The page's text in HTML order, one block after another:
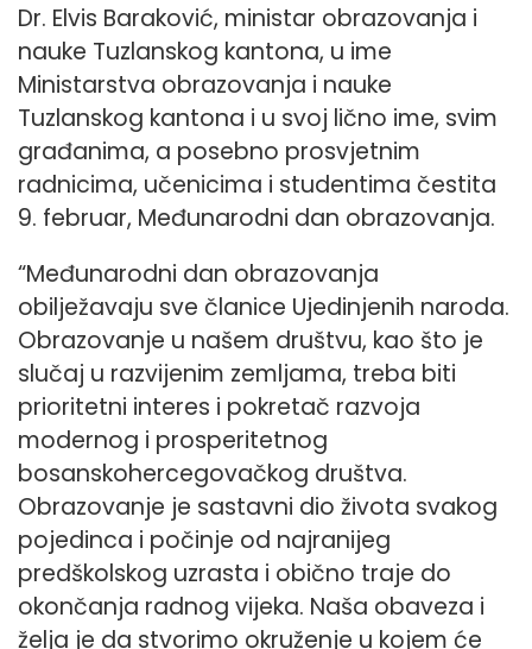
Dr. Elvis Baraković, ministar obrazovanja i
nauke Tuzlanskog kantona, u ime
Ministarstva obrazovanja i nauke
Tuzlanskog kantona i u svoj lično ime, svim
građanima, a posebno prosvjetnim
radnicima, učenicima i studentima čestita
9. februar, Međunarodni dan obrazovanja.
“Međunarodni dan obrazovanja
obilježavaju sve članice Ujedinjenih naroda.
Obrazovanje u našem društvu, kao što je
slučaj u razvijenim zemljama, treba biti
prioritetni interes i pokretač razvoja
modernog i prosperitetnog
bosanskohercegovačkog društva.
Obrazovanje je sastavni dio života svakog
pojedinca i počinje od najranijeg
predškolskog uzrasta i obično traje do
okončanja radnog vijeka. Naša obaveza i
želja je da stvorimo okruženje u kojem će